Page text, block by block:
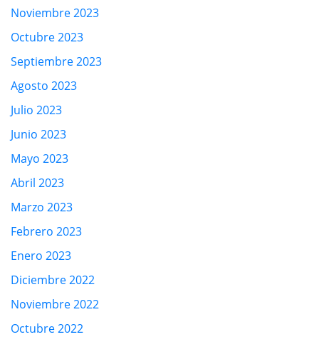
Noviembre 2023
Octubre 2023
Septiembre 2023
Agosto 2023
Julio 2023
Junio 2023
Mayo 2023
Abril 2023
Marzo 2023
Febrero 2023
Enero 2023
Diciembre 2022
Noviembre 2022
Octubre 2022